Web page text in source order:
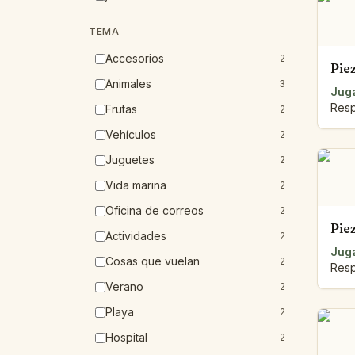
TEMA
Accesorios 2
Animales 3
Frutas 2
Vehículos 2
Juguetes 2
Vida marina 2
Oficina de correos 2
Actividades 2
Cosas que vuelan 2
Verano 2
Playa 2
Hospital 2